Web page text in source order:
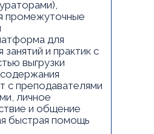
промежуточные
для
занятий и практик с
выгрузки
с преподавателями
личное
и общение
быстрая помощь